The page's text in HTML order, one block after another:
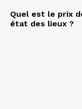
Quel est le prix
état des lieux ?